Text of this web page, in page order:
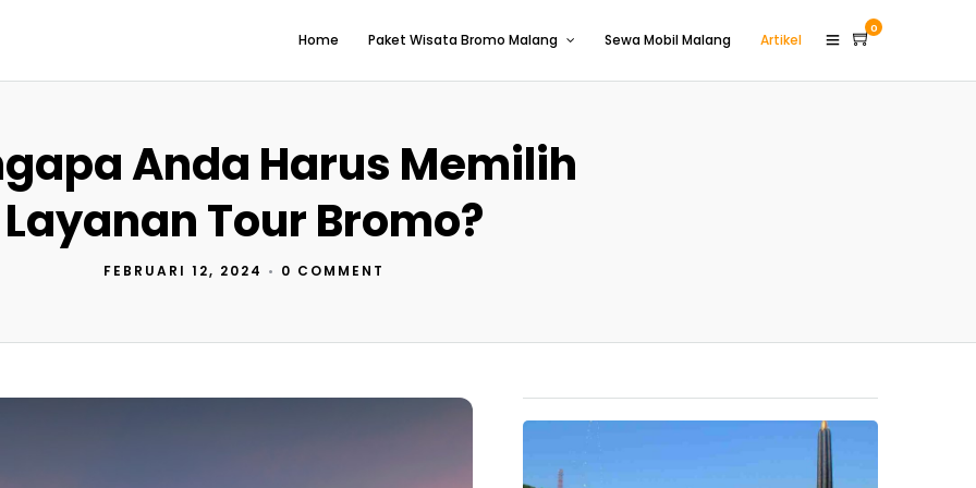
Home Paket Wisata Bromo Malang Sewa Mobil Malang Artikel
0
Anda Harus Memilih
Layanan Tour Bromo?
FEBRUARI 12, 2024 • 0 COMMENT